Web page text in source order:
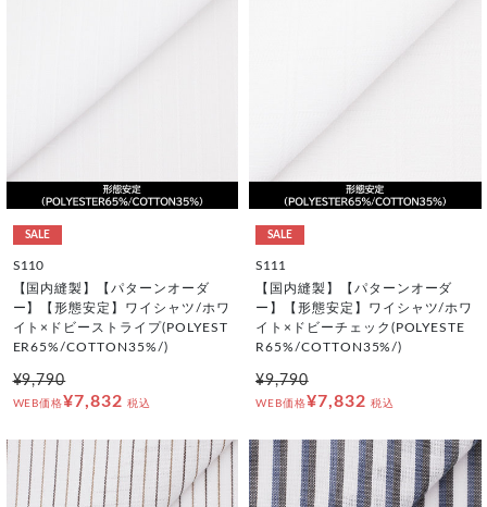
SALE
S110
【国内縫製】【パターンオーダ
ー】【形態安定】ワイシャツ/ホワ
イト×ドビーストライプ(POLYEST
ER65%/COTTON35%/)
¥9,790
WEB価格¥7,832 税込
SALE
S111
【国内縫製】【パターンオーダ
ー】【形態安定】ワイシャツ/ホワ
イト×ドビーチェック(POLYESTE
R65%/COTTON35%/)
¥9,790
WEB価格¥7,832 税込